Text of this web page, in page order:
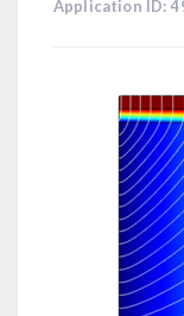
Application ID: